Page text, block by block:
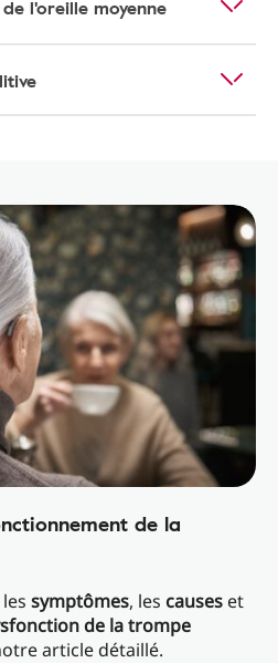
l'oreille moyenne
de la
symptômes, les causes et
de la trompe
article détaillé.